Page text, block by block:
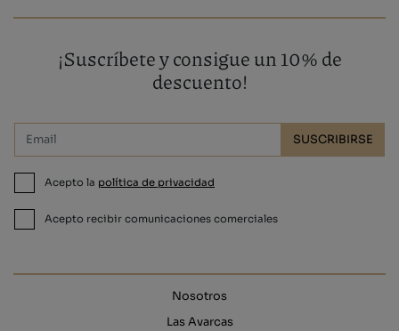
¡Suscríbete y consigue un 10% de
descuento!
SUSCRIBIRSE
Acepto la política de privacidad
Acepto recibir comunicaciones comerciales
Nosotros
Las Avarcas